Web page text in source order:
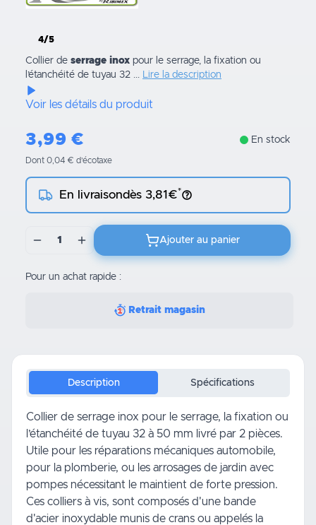
4/5
Collier de serrage inox pour le serrage, la fixation ou
l’étanchéité de tuyau 32 ... Lire la description
Voir les détails du produit
3,99 € En stock
Dont 0,04 € d’écotaxe
En livraisondès 3,81€*
1 Ajouter au panier
Pour un achat rapide :
Retrait magasin
Description Spécifications
Collier de serrage inox pour le serrage, la fixation ou
l’étanchéité de tuyau 32 à 50 mm livré par 2 pièces.
Utile pour les réparations mécaniques automobile,
pour la plomberie, ou les arrosages de jardin avec
pompes nécessitant le maintient de forte pression.
Ces colliers à vis, sont composés d'une bande
d'acier inoxydable munis de crans ou appelés la